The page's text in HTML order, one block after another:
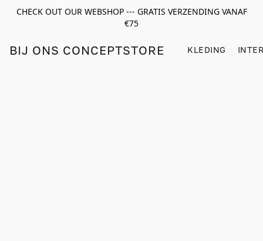
CHECK OUT OUR WEBSHOP --- GRATIS VERZENDING VANAF
€75
BIJ ONS CONCEPTSTORE KLEDING